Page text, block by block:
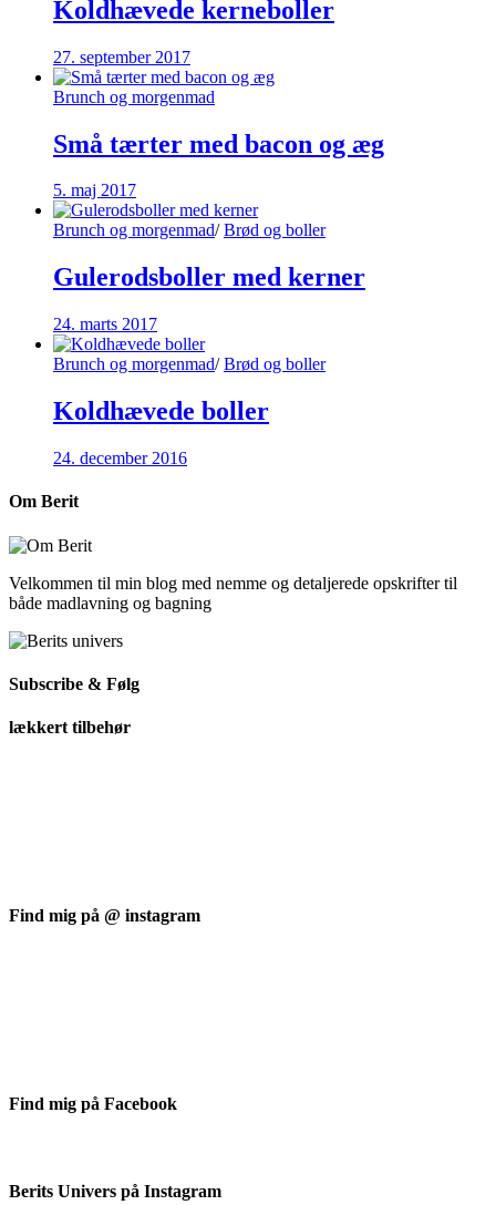
Koldhævede kerneboller
27. september 2017
Brunch og morgenmad
Små tærter med bacon og æg
5. maj 2017
Brunch og morgenmad/ Brød og boller
Gulerodsboller med kerner
24. marts 2017
Brunch og morgenmad/ Brød og boller
Koldhævede boller
24. december 2016
Om Berit
Velkommen til min blog med nemme og detaljerede opskrifter til
både madlavning og bagning
Subscribe & Følg
lækkert tilbehør
Find mig på @ instagram
Find mig på Facebook
Berits Univers på Instagram